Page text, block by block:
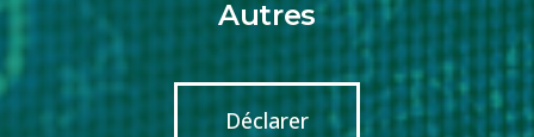
Autres
Déclarer